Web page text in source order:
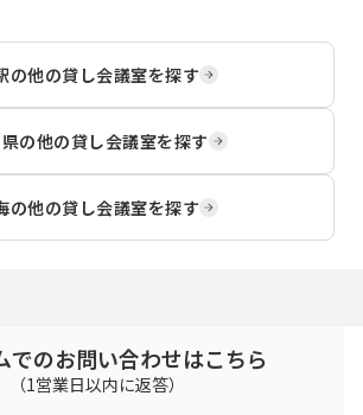
の他の貸し会議室を探す
の他の貸し会議室を探す
の他の貸し会議室を探す
でのお問い合わせはこちら
（1営業日以内に返答）